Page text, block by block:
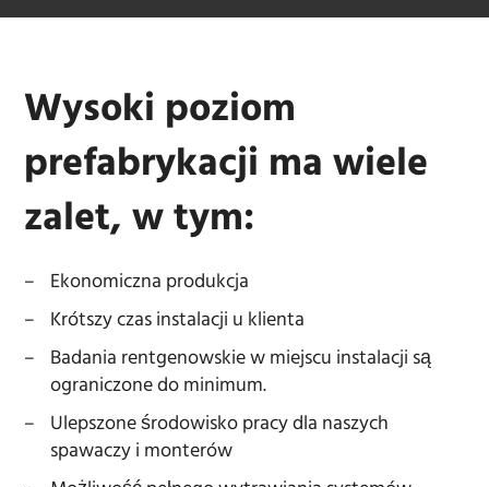
Wysoki poziom
prefabrykacji ma wiele
zalet, w tym:
Ekonomiczna produkcja
Krótszy czas instalacji u klienta
Badania rentgenowskie w miejscu instalacji są
ograniczone do minimum.
Ulepszone środowisko pracy dla naszych
spawaczy i monterów